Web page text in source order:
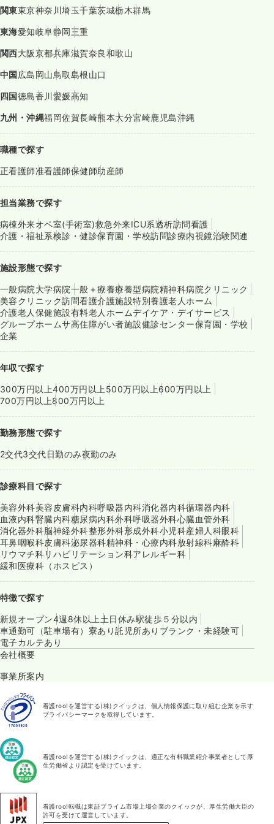
関東東京神奈川埼玉千葉茨城栃木群馬
東海愛知岐阜静岡三重
関西大阪京都兵庫滋賀奈良和歌山
中国広島岡山鳥取島根山口
四国徳島香川愛媛高知
九州・沖縄福岡佐賀長崎熊本大分宮崎鹿児島沖縄
職種で探す
正看護師准看護師保健師助産師
担当業務で探す
病棟外来オペ室(手術室)救急外来ICU系透析訪問看護
介護・福祉系検診・健診保育園・学校訪問診療内視鏡治験関連
施設形態で探す
一般病院大学病院一般＋療養療養型病院精神科病院クリニック
美容クリニック訪問看護介護施設特別養護老人ホーム
介護老人保健施設有料老人ホームデイケア・デイサービス
グループホームサ高住障がい者施設健診センター保育園・学校
企業
年収で探す
300万円以上400万円以上 500万円以上600万円以上
700万円以上800万円以上
勤務形態で探す
2交代3交代日勤のみ夜勤のみ
診療科目で探す
美容外科美容皮膚科内科呼吸器内科消化器内科循環器内科
血液内科腎臓内科糖尿病内科外科呼吸器外科心臓血管外科
消化器外科脳神経外科整形外科形成外科小児科産婦人科眼科
耳鼻咽喉科皮膚科泌尿器科精神科・心療内科放射線科麻酔科
リウマチ科リハビリテーション科アレルギー科
緩和医療科（ホスピス）
特徴で探す
新規オープン4週8休以上 土日休み駅徒歩５分以内
車通勤可（駐車場有） 寮あり託児所あり ブランク・未経験可
電子カルテあり
会社概要
事業所案内
看護roo!を運営する(株)クイックは、個人情報保護に取り組む企業を示す
プライバシーマークを取得しています。
看護roo!を運営する(株)クイックは、適正な有料職業紹介事業者として厚
生労働省より認定を受けています。
看護roo!転職は東証プライム市場上場企業のクイックが、厚生労働大臣の
許可を受けて運営しています。